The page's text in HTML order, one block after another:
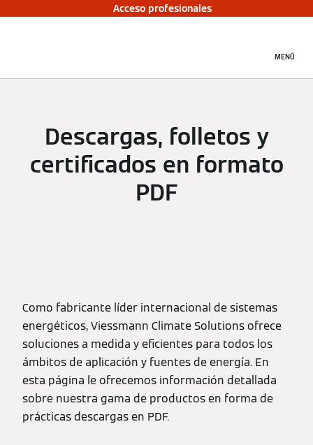
Acceso profesionales
MENÚ
Descargas, folletos y
certificados en formato
PDF
Como fabricante líder internacional de sistemas
energéticos, Viessmann Climate Solutions ofrece
soluciones a medida y eficientes para todos los
ámbitos de aplicación y fuentes de energía. En
esta página le ofrecemos información detallada
sobre nuestra gama de productos en forma de
prácticas descargas en PDF.